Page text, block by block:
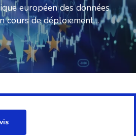
européen des données
cours de déploiement…